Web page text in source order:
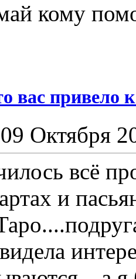
кому
вас привело
09 Октября
всё
и